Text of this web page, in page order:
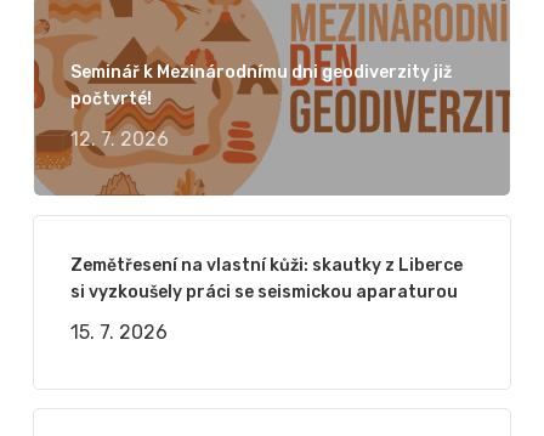
Seminář k Mezinárodnímu dni geodiverzity již
počtvrté!
12. 7. 2026
Zemětřesení na vlastní kůži: skautky z Liberce
si vyzkoušely práci se seismickou aparaturou
15. 7. 2026